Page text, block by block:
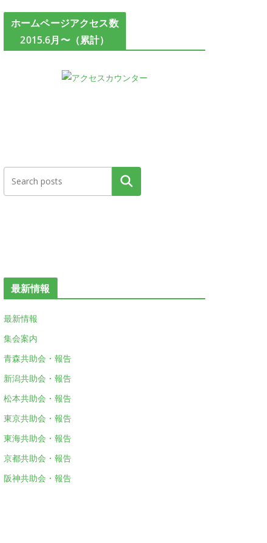
ホームページアクセス数
2015.6月〜（累計）
検索
最新情報
最新情報
集会案内
青森共助会・報告
新潟共助会・報告
松本共助会・報告
東京共助会・報告
東海共助会・報告
京都共助会・報告
阪神共助会・報告